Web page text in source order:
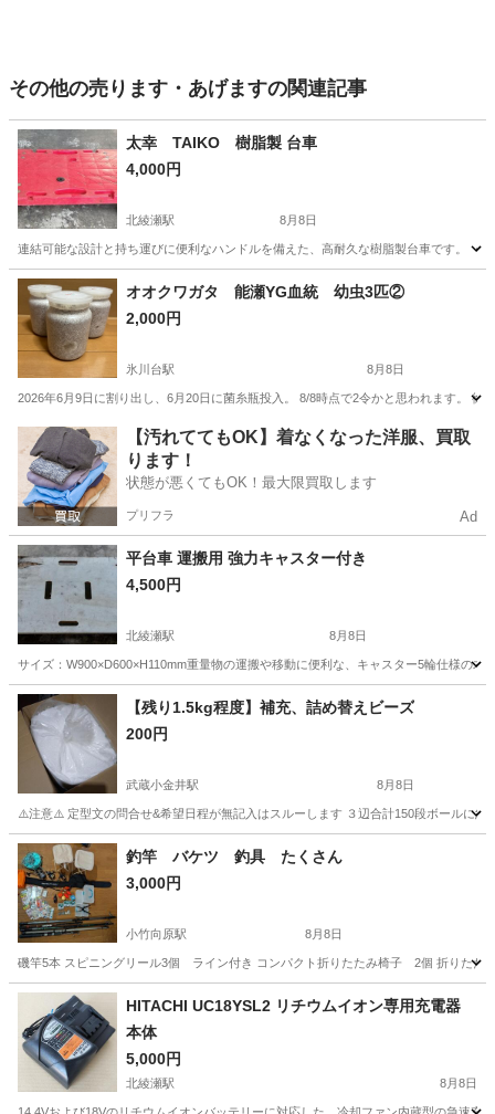
その他の売ります・あげますの関連記事
太幸 TAIKO 樹脂製 台車
4,000円
北綾瀬駅 8月8日
連結可能な設計と持ち運びに便利なハンドルを備えた、高耐久な樹脂製台車です。
東京 葛飾区 北綾瀬駅 その他
オオクワガタ 能瀬YG血統 幼虫3匹②
2,000円
氷川台駅 8月8日
2026年6月9日に割り出し、6月20日に菌糸瓶投入。 8/8時点で2令かと思われます。
東京 練馬区 氷川台駅 その他 菌糸
【汚れててもOK】着なくなった洋服、買取
ります！
状態が悪くてもOK！最大限買取します
プリフラ Ad
平台車 運搬用 強力キャスター付き
4,500円
北綾瀬駅 8月8日
サイズ：W900×D600×H110mm重量物の運搬や移動に便利な、キャスター5輪仕様の
東京 葛飾区 北綾瀬駅 その他 平台
【残り1.5kg程度】補充、詰め替えビーズ
200円
武蔵小金井駅 8月8日
⚠️注意⚠️ 定型文の問合せ&希望日程が無記入はスルーします ３辺合計150段ボールに約
東京 小金井市 武蔵小金井駅 その他
釣竿 バケツ 釣具 たくさん
3,000円
小竹向原駅 8月8日
磯竿5本 スピニングリール3個 ライン付き コンパクト折りたたみ椅子 2個 折りたた
東京 板橋区
HITACHI UC18YSL2 リチウムイオン専用充電器
本体
5,000円
北綾瀬駅 8月8日